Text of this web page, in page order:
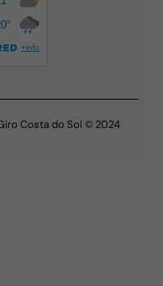
Costa do Sol © 2024